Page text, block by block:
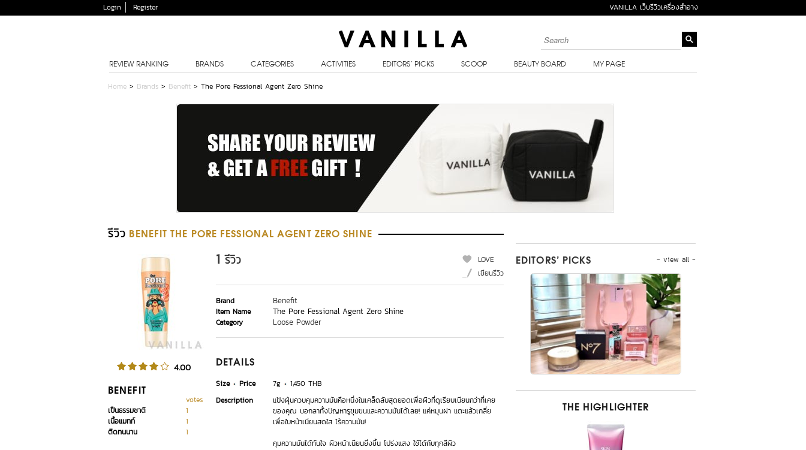
Login Register VANILLA เว็บรีวิวเครื่องสำอาง
REVIEW RANKING BRANDS CATEGORIES ACTIVITIES EDITORS’ PICKS SCOOP BEAUTY BOARD MY PAGE
Home > Brands > Benefit > The Pore Fessional Agent Zero Shine
รีวิว BENEFIT THE PORE FESSIONAL AGENT ZERO SHINE
4.00
BENEFIT
votes
เป็นธรรมชาติ
1
เนื้อแมทท์
1
ติดทนนาน
1
1 รีวิว
LOVE
เขียนรีวิว
Brand Benefit
Item Name The Pore Fessional Agent Zero Shine
Category Loose Powder
DETAILS
Size Price 7g
1,450 THB
Description
แป้งฝุ่นควบคุมความมันคือหนึ่งในเคล็ดลับสุดยอดเพื่อผิวที่ดูเรียบเนียนกว่าที่เคย
ของคุณ บอกลาทั้งปัญหารูขุมขนและความมันได้เลย! แค่หมุนฝา แตะแล้วเกลี่ย
เพื่อใบหน้าเนียนสดใส ไร้ความมัน!
คุมความมันได้ทันใจ ผิวหน้าเนียนยิ่งขึ้น โปร่งแสง ใช้ได้กับทุกสีผิว
- view all -
EDITORS’ PICKS
THE HIGHLIGHTER